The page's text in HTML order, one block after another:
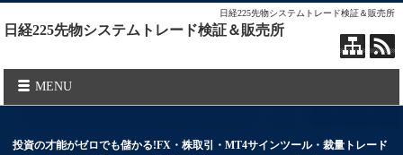
日経225先物システムトレード検証＆販売所
日経225先物システムトレード検証＆販売所
MENU
投資の才能がゼロでも儲かる!FX・株取引・MT4サインツール・裁量トレード